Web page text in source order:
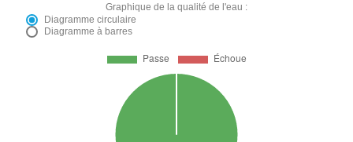
Graphique de la qualité de l'eau :
Diagramme circulaire
Diagramme à barres